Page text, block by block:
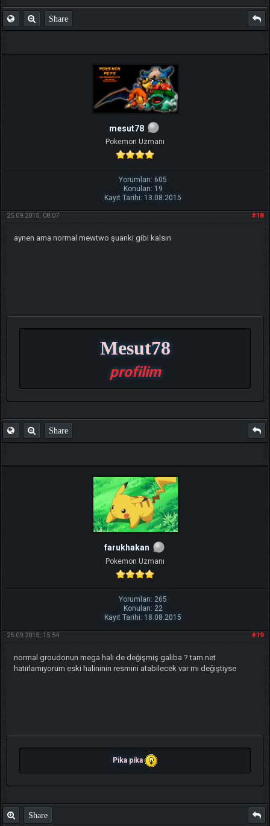
Share
mesut78
Pokemon Uzmanı
Yorumları: 605
Konuları: 19
Kayıt Tarihi: 13.08.2015
#18
25.09.2015, 08:07
aynen ama normal mewtwo şuanki gibi kalsın
Mesut78
profilim
Share
farukhakan
Pokemon Uzmanı
Yorumları: 265
Konuları: 22
Kayıt Tarihi: 18.08.2015
#19
25.09.2015, 15:54
normal groudonun mega hali de değişmiş galiba ? tam net
hatırlamıyorum eski halininin resmini atabilecek var mı değiştiyse
Pika pika
Share